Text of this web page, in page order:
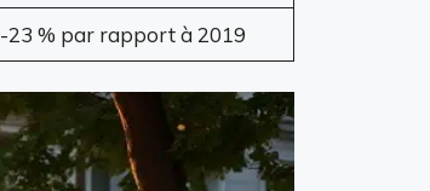
-23 % par rapport à 2019